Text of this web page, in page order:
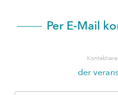
Per E-Mail
der